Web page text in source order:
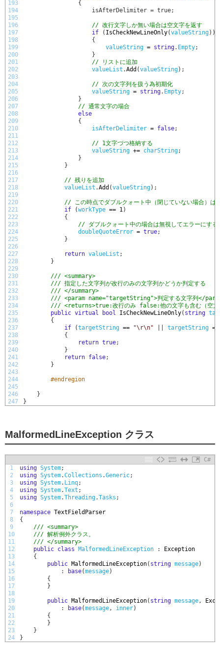
193
194
195
196
197
198
199
200
201
202
203
204
205
206
207
208
209
210
211
212
213
214
215
216
217
218
219
220
221
222
223
224
225
226
227
228
229
230
231
232
233
234
235
236
237
238
239
240
241
242
243
244
245
246
247
{
isAfterDelimiter = true;
// 改行文字しか無い場合は空文字を返す
if
( IsCheckNewLineOnly(valueString) )
{
valueString = string. Empty;
}
// リストに追加
valueList .Add (valueString) ;
// 次の文字列を扱う為初期化
valueString = string. Empty;
}
// 通常文字の場合
else
{
isAfterDelimiter = false;
// 1文字づつ格納する
valueString += charString;
}
}
// 残りを追加
valueList .Add (valueString) ;
// この時点でダブルクォート中（閉じていない場合）は
if
(workType == 1)
{
// ダブルクォート中の場合は無視してエラーにする
doubleQuoteError = true;
}
return valueList ;
}
/// <summary>
/// 指定した文字列が改行のみの文字列かどうか判定する
/// </summary>
/// <param name="targetString">判定する文字列</
/// <returns>true:改行のみ false:他の文字も含む（空
public virtual bool IsCheckNewLineOnly( string
{
if
(targetString == "\r\n" targetString ==
{
return true;
}
return false;
}
#endregion
}
}
MalformedLineException クラス
C#
1
2
3
4
5
6
7
8
9
10
11
12
13
14
15
16
17
18
19
20
21
22
23
24
using System;
using System.Collections .Generic;
using System. Linq;
using System.Text ;
using System.Threading.Tasks ;
namespace TextFieldParser
{
/// <summary>
/// 解析例外クラス。
/// </summary>
public class MalformedLineException :
Exception
{
public MalformedLineException( string message)
:
base(message)
{
}
public MalformedLineException( string message,
:
base(message, inner)
{
}
}
}